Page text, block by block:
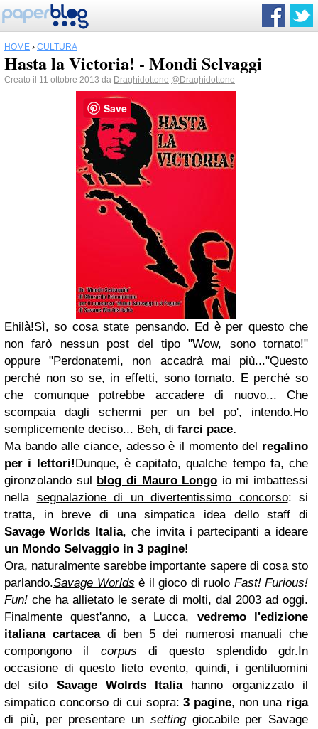
HOME › CULTURA
Hasta la Victoria! - Mondi Selvaggi
Creato il 11 ottobre 2013 da Draghidottone @Draghidottone
Ehilà!Sì, so cosa state pensando. Ed è per questo che
non farò nessun post del tipo "Wow, sono tornato!"
oppure "Perdonatemi, non accadrà mai più..."Questo
perché non so se, in effetti, sono tornato. E perché so
che comunque potrebbe accadere di nuovo... Che
scompaia dagli schermi per un bel po', intendo.Ho
semplicemente deciso... Beh, di farci pace.
Ma bando alle ciance, adesso è il momento del regalino
per i lettori!Dunque, è capitato, qualche tempo fa, che
gironzolando sul blog di Mauro Longo io mi imbattessi
nella segnalazione di un divertentissimo concorso: si
tratta, in breve di una simpatica idea dello staff di
Savage Worlds Italia, che invita i partecipanti a ideare
un Mondo Selvaggio in 3 pagine!
Ora, naturalmente sarebbe importante sapere di cosa sto
parlando.Savage Worlds è il gioco di ruolo Fast! Furious!
Fun! che ha allietato le serate di molti, dal 2003 ad oggi.
Finalmente quest'anno, a Lucca, vedremo l'edizione
italiana cartacea di ben 5 dei numerosi manuali che
compongono il corpus di questo splendido gdr.In
occasione di questo lieto evento, quindi, i gentiluomini
del sito Savage Wolrds Italiahanno organizzato il
simpatico concorso di cui sopra:3 pagine, non una riga
di più, per presentare un settinggiocabile per Savage
Save